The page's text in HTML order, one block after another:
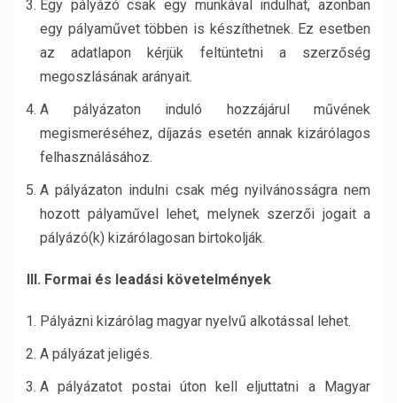
Egy pályázó csak egy munkával indulhat, azonban
egy pályaművet többen is készíthetnek. Ez esetben
az adatlapon kérjük feltüntetni a szerzőség
megoszlásának arányait.
A pályázaton induló hozzájárul művének
megismeréséhez, díjazás esetén annak kizárólagos
felhasználásához.
A pályázaton indulni csak még nyilvánosságra nem
hozott pályaművel lehet, melynek szerzői jogait a
pályázó(k) kizárólagosan birtokolják.
III. Formai és leadási követelmények
Pályázni kizárólag magyar nyelvű alkotással lehet.
A pályázat jeligés.
A pályázatot postai úton kell eljuttatni a Magyar